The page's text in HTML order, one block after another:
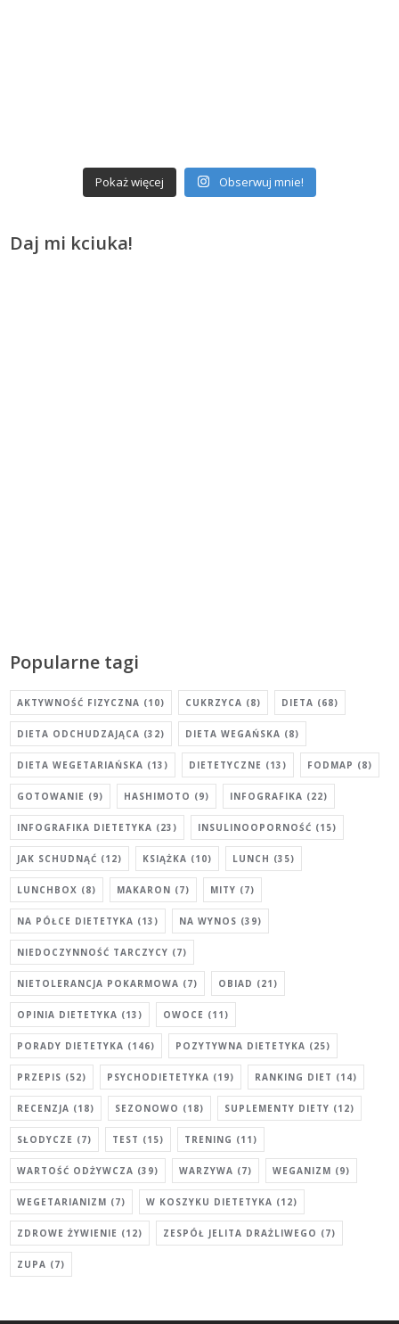
Pokaż więcej Obserwuj mnie!
Daj mi kciuka!
Popularne tagi
AKTYWNOŚĆ FIZYCZNA (10) CUKRZYCA (8) DIETA (68)
DIETA ODCHUDZAJĄCA (32) DIETA WEGAŃSKA (8)
DIETA WEGETARIAŃSKA (13) DIETETYCZNE (13) FODMAP (8)
GOTOWANIE (9) HASHIMOTO (9) INFOGRAFIKA (22)
INFOGRAFIKA DIETETYKA (23) INSULINOOPORNOŚĆ (15)
JAK SCHUDNĄĆ (12) KSIĄŻKA (10) LUNCH (35)
LUNCHBOX (8) MAKARON (7) MITY (7)
NA PÓŁCE DIETETYKA (13) NA WYNOS (39)
NIEDOCZYNNOŚĆ TARCZYCY (7)
NIETOLERANCJA POKARMOWA (7) OBIAD (21)
OPINIA DIETETYKA (13) OWOCE (11)
PORADY DIETETYKA (146) POZYTYWNA DIETETYKA (25)
PRZEPIS (52) PSYCHODIETETYKA (19) RANKING DIET (14)
RECENZJA (18) SEZONOWO (18) SUPLEMENTY DIETY (12)
SŁODYCZE (7) TEST (15) TRENING (11)
WARTOŚĆ ODŻYWCZA (39) WARZYWA (7) WEGANIZM (9)
WEGETARIANIZM (7) W KOSZYKU DIETETYKA (12)
ZDROWE ŻYWIENIE (12) ZESPÓŁ JELITA DRAŻLIWEGO (7)
ZUPA (7)